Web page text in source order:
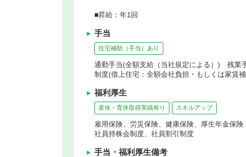
■昇給：年1回
手当
住宅補助（手当）あり
通勤手当(全額支給（当社規定による）) 残
制度(借上住宅：全額会社負担・もしくは家賃
福利厚生
産休・育休取得実績有り スキルアップ
雇用保険、労災保険、健康保険、厚生年金保険
社員持株会制度、社員割引制度
手当・福利厚生備考